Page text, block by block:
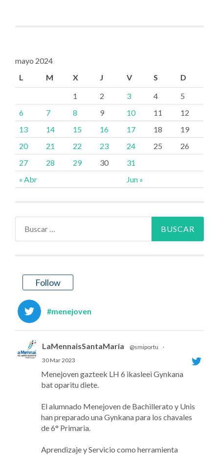
mayo 2024
L
M X J V S D
« Abr Jun »
1 2 3 4
5
6
7 8 9 10 11
12
13
14 15 16 17 18
19
20
21 22 23 24 25
26
27
28 29 30 31
Follow
#menejoven
LaMennaisSantaMaria @smiportu
·
30 Mar 2023
Menejoven gazteek LH 6 ikasleei Gynkana
bat oparitu diete.
El alumnado Menejoven de Bachillerato y Unis
han preparado una Gynkana para los chavales
de 6° Primaria.
Aprendizaje y Servicio como herramienta